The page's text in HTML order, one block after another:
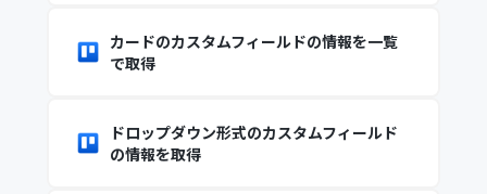
カードのカスタムフィールドの情報を一覧
で取得
ドロップダウン形式のカスタムフィールド
の情報を取得